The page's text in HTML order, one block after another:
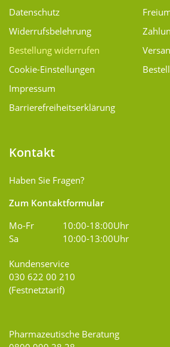
Datenschutz
Widerrufsbelehrung
Bestellung widerrufen
Cookie-Einstellungen
Impressum
Barrierefreiheitserklärung
Kontakt
Haben Sie Fragen?
Zum Kontaktformular
Mo-Fr
10:00-18:00Uhr
Sa
10:00-13:00Uhr
Kundenservice
030 622 00 210
(Festnetztarif)
Pharmazeutische Beratung